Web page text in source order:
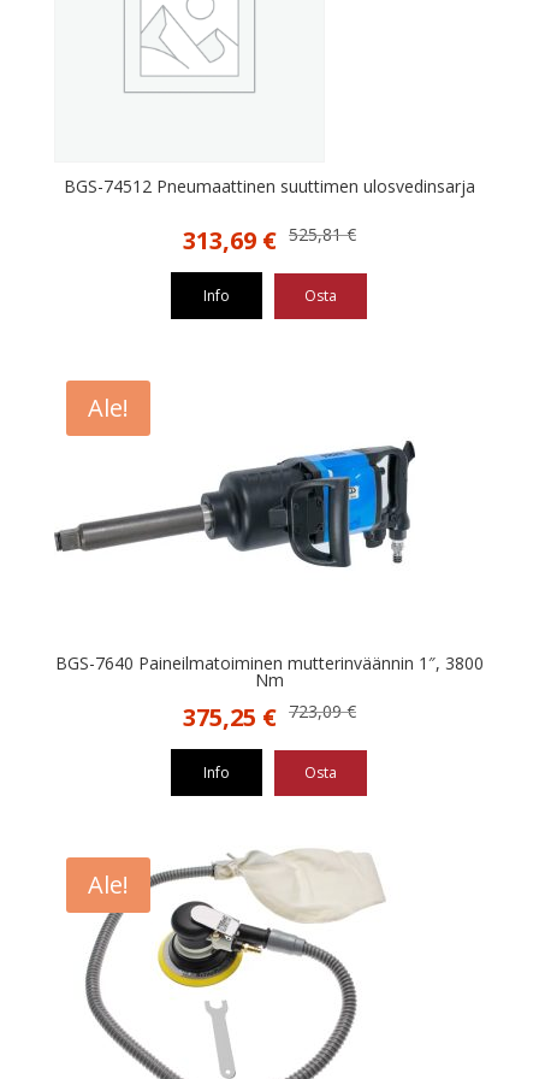
BGS-74512 Pneumaattinen suuttimen ulosvedinsarja
525,81€
Alkuperäinen
525,81 €.
313,69 €Nykyinen
313,69 €.
Info Osta
Ale!
BGS-7640 Paineilmatoiminen mutterinväännin 1″, 3800
Nm
723,09€
Alkuperäinen
723,09 €.
375,25 €Nykyinen
375,25 €.
Info Osta
Ale!